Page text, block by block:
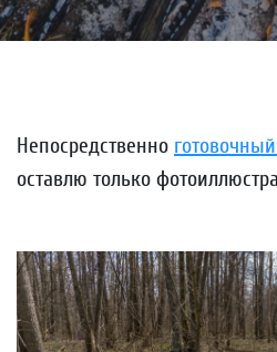
Непосредственно
оставлю только